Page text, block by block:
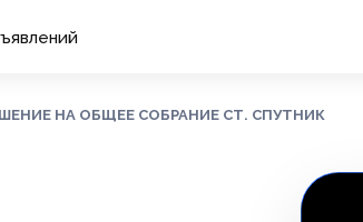
НА ОБЩЕЕ СОБРАНИЕ СТ. СПУТНИК